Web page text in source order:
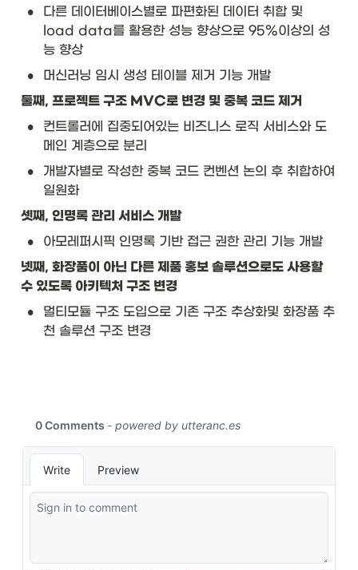
•
다른 데이터베이스별로 파편화된 데이터 취합 및
load data를 활용한 성능 향상으로 95%이상의 성
능 향상
• 머신러닝 임시 생성 테이블 제거 기능 개발
둘째, 프로젝트 구조 MVC로 변경 및 중복 코드 제거
•
컨트롤러에 집중되어있는 비즈니스 로직 서비스와 도
메인 계층으로 분리
•
개발자별로 작성한 중복 코드 컨벤션 논의 후 취합하여
일원화
셋째, 인명록 관리 서비스 개발
• 아모레퍼시픽 인명록 기반 접근 권한 관리 기능 개발
넷째, 화장품이 아닌 다른 제품 홍보 솔루션으로도 사용할
수 있도록 아키텍처 구조 변경
•
멀티모듈 구조 도입으로 기존 구조 추상화및 화장품 추
천 솔루션 구조 변경